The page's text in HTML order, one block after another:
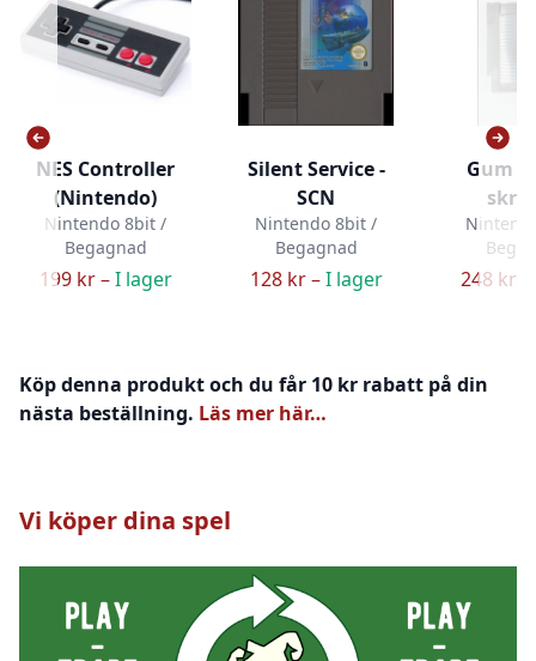
NES Controller
(Nintendo)
Nintendo 8bit /
Begagnad
199 kr –I lager
Silent Service -
SCN
Nintendo 8bit /
Begagnad
128 kr –I lager
Gum
248 kr –
Köp denna produkt och du får 10 kr rabatt på din
nästa beställning. Läs mer här…
Vi köper dina spel